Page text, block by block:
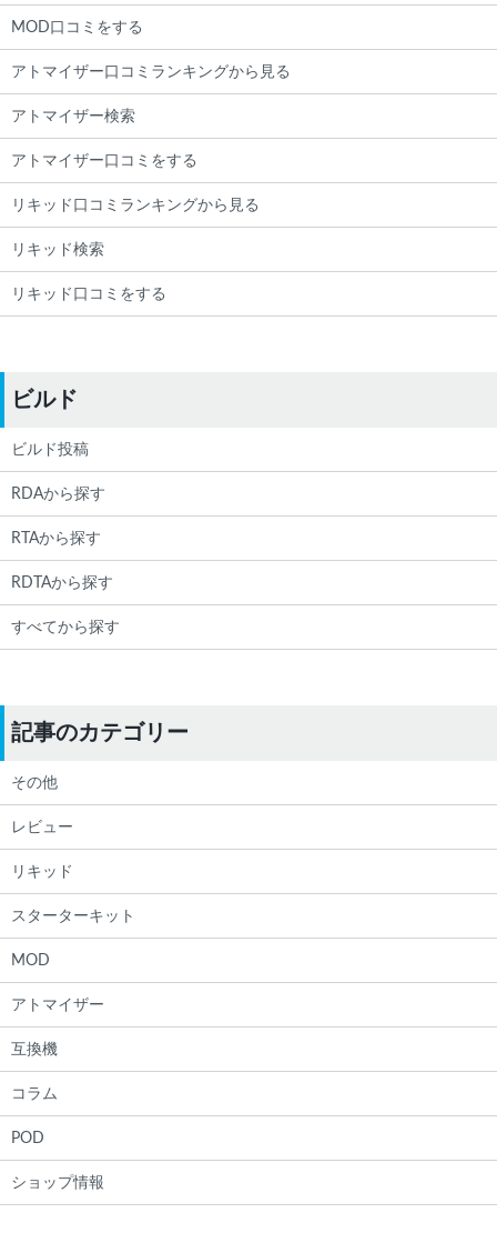
MOD口コミをする
アトマイザー口コミランキングから見る
アトマイザー検索
アトマイザー口コミをする
リキッド口コミランキングから見る
リキッド検索
リキッド口コミをする
ビルド
ビルド投稿
RDAから探す
RTAから探す
RDTAから探す
すべてから探す
記事のカテゴリー
その他
レビュー
リキッド
スターターキット
MOD
アトマイザー
互換機
コラム
POD
ショップ情報